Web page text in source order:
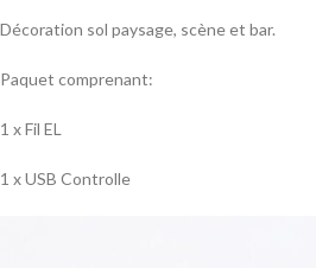
Décoration sol paysage, scène et bar.
Paquet comprenant:
1 x Fil EL
1 x USB Controlle